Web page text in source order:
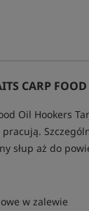
CARP
Oil Hookers
słup aż do
w zalewie